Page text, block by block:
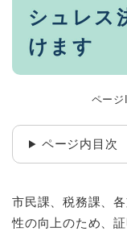
シュレス
けます
ペー
ページ内目次
市民課、税務課、
性の向上のため、